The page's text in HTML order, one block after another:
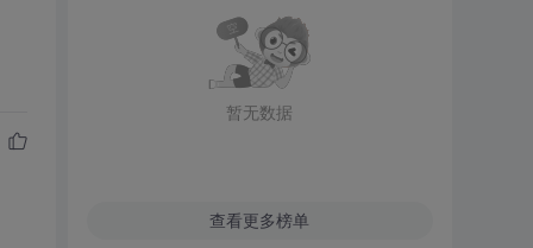
暂无数据
查看更多榜单